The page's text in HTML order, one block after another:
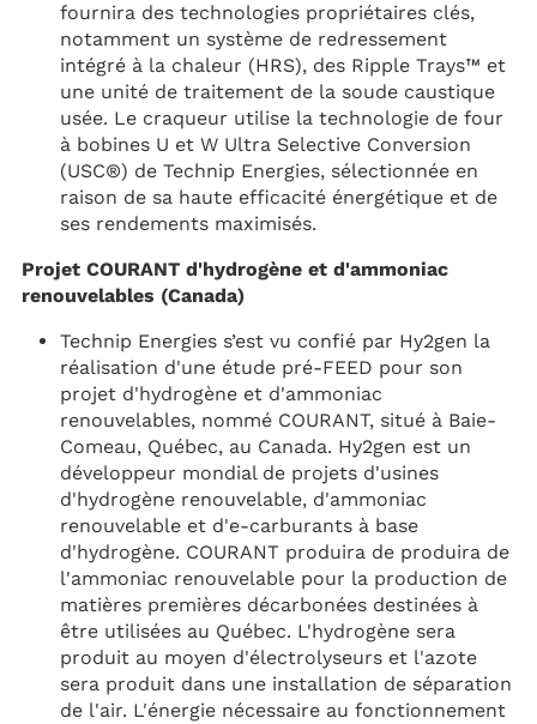
fournira des technologies propriétaires clés,
notamment un système de redressement
intégré à la chaleur (HRS), des Ripple Trays™ et
une unité de traitement de la soude caustique
usée. Le craqueur utilise la technologie de four
à bobines U et W Ultra Selective Conversion
(USC®) de Technip Energies, sélectionnée en
raison de sa haute efficacité énergétique et de
ses rendements maximisés.
Projet COURANT d'hydrogène et d'ammoniac
renouvelables (Canada)
Technip Energies s’est vu confié par Hy2gen la
réalisation d'une étude pré-FEED pour son
projet d'hydrogène et d'ammoniac
renouvelables, nommé COURANT, situé à Baie-
Comeau, Québec, au Canada. Hy2gen est un
développeur mondial de projets d'usines
d'hydrogène renouvelable, d'ammoniac
renouvelable et d'e-carburants à base
d'hydrogène. COURANT produira de produira de
l'ammoniac renouvelable pour la production de
matières premières décarbonées destinées à
être utilisées au Québec. L'hydrogène sera
produit au moyen d'électrolyseurs et l'azote
sera produit dans une installation de séparation
de l'air. L'énergie nécessaire au fonctionnement